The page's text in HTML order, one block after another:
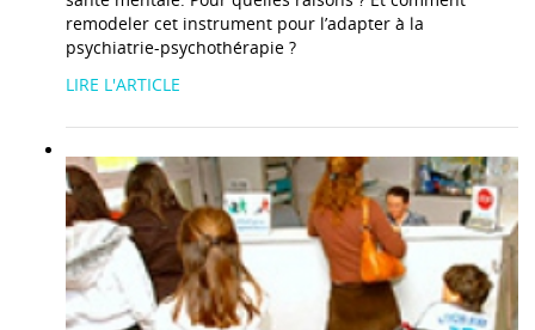
remodeler cet instrument pour l’adapter à la
psychiatrie-psychothérapie ?
LIRE L'ARTICLE